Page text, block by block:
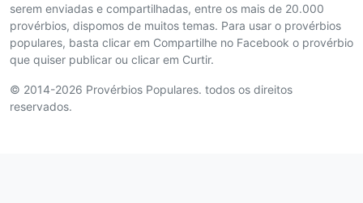
serem enviadas e compartilhadas, entre os mais de 20.000
provérbios, dispomos de muitos temas. Para usar o provérbios
populares, basta clicar em Compartilhe no Facebook o provérbio
que quiser publicar ou clicar em Curtir.
© 2014-2026 Provérbios Populares. todos os direitos
reservados.